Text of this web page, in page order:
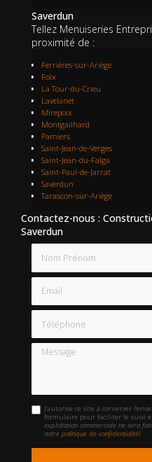
Saverdun
Tellez Menuiseries
proximité de :
Ferrières-sur-Ariège
Foix
La Tour-du-Crieu
Lavelanet
Mirepoix
Montgailhard
Pamiers
Saint-Jean-de-Verges
Saint-Jean-du-Falga
Saint-Paul-de-Jarrat
Saverdun
Tarascon-sur-Ariège
Contactez-nous :
Saverdun
Email
Téléphone
Message
J'autorise ce site à conserver
formulaire pour faciliter le suivi
exploitation commerciale ne sera
notrepolitique de confidentialité)